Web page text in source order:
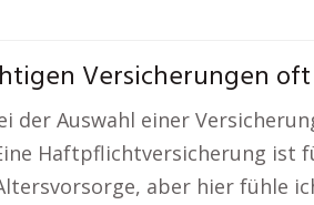
Versicherungen
der Auswahl einer
Haftpflichtversicherung ist
aber hier fühle